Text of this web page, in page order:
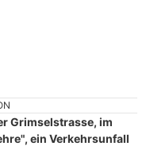
Grimselstrasse, im
ein Verkehrsunfall